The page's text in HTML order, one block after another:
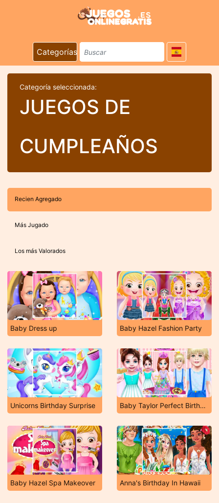
Categorías
Categoría seleccionada:
JUEGOS DE
CUMPLEAÑOS
Recien Agregado
Más Jugado
Los más Valorados
Baby Dress up Baby Hazel Fashion Party
Unicorns Birthday Surprise Baby Taylor Perfect Birthday
Baby Hazel Spa Makeover Anna's Birthday In Hawaii